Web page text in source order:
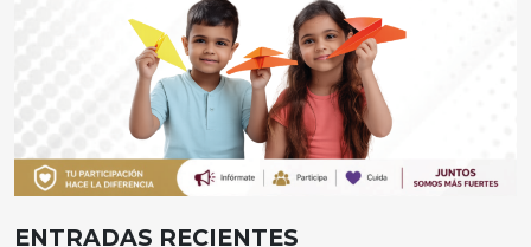
ENTRADAS RECIENTES